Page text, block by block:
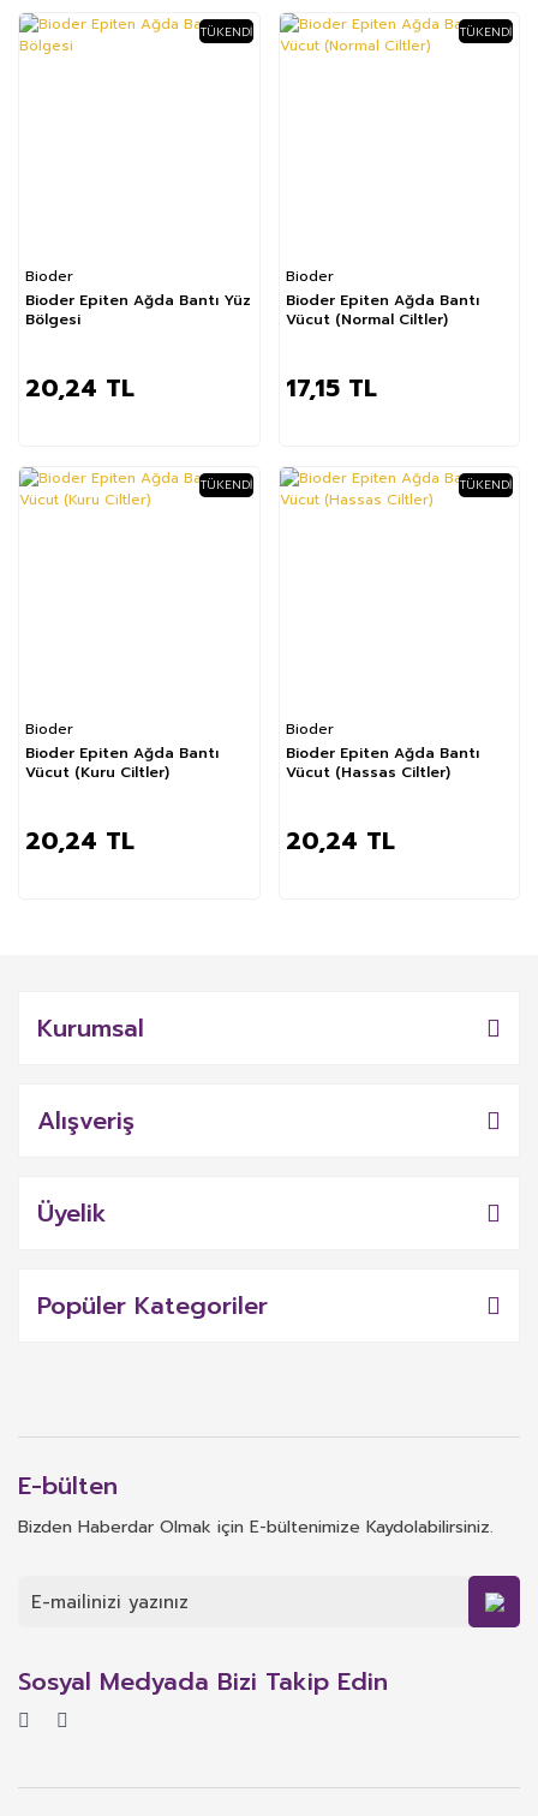
TÜKENDI
Bioder
Bioder Epiten Ağda Bantı Yüz
Bölgesi
20,24 TL
TÜKENDI
Bioder
Bioder Epiten Ağda Bantı
Vücut (Normal Ciltler)
17,15 TL
TÜKENDI
Bioder
Bioder Epiten Ağda Bantı
Vücut (Kuru Ciltler)
20,24 TL
TÜKENDI
Bioder
Bioder Epiten Ağda Bantı
Vücut (Hassas Ciltler)
20,24 TL
Kurumsal
Alışveriş
Üyelik
Popüler Kategoriler
E-bülten
Bizden Haberdar Olmak için E-bültenimize Kaydolabilirsiniz.
Sosyal Medyada Bizi Takip Edin